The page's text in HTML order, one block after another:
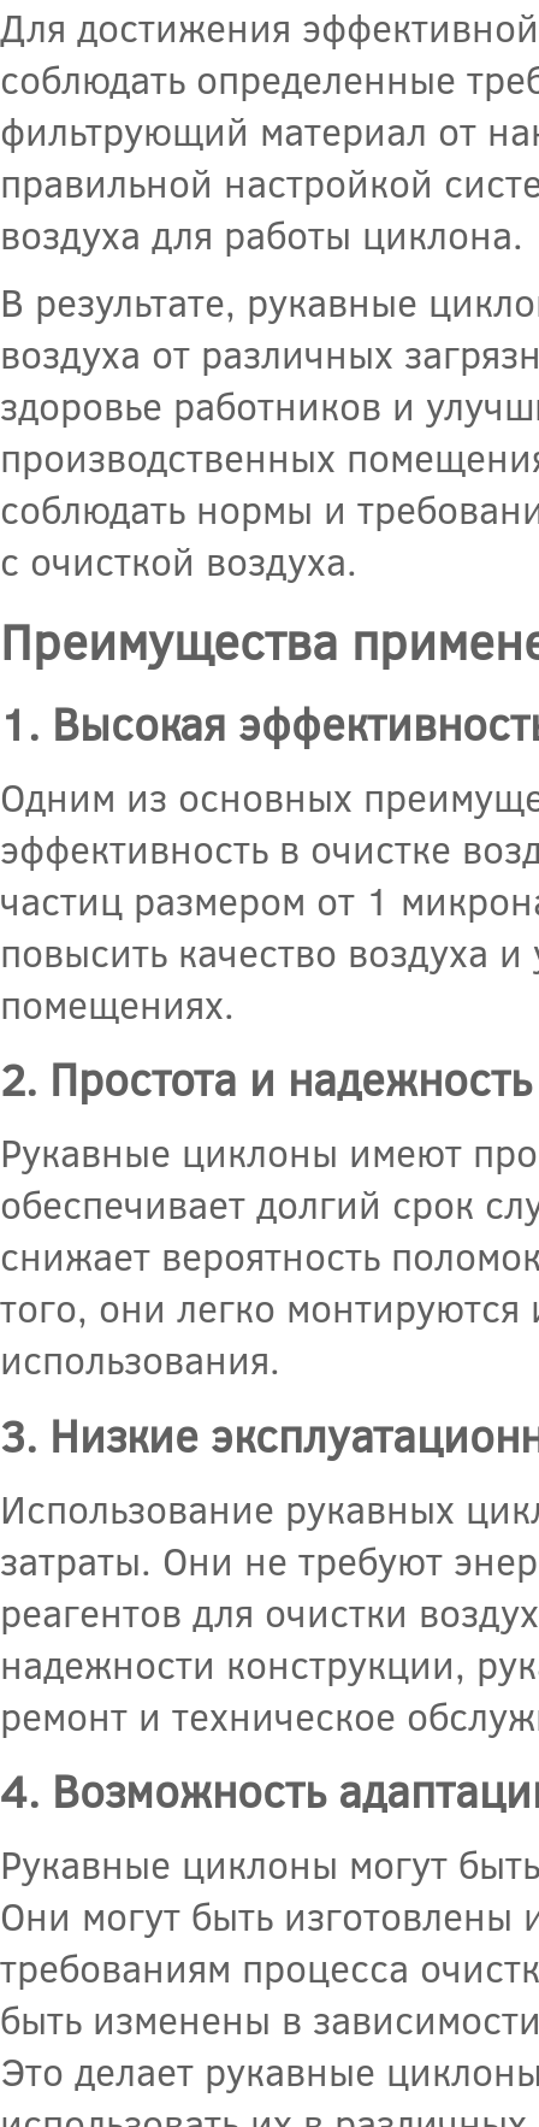
Для достижения
соблюдать определенные
фильтрующий материал от
правильной настройкой
воздуха для работы циклона.
В результате, рукавные
воздуха от различных
здоровье работников и
производственных
соблюдать нормы и
с очисткой воздуха.
Преимущества
1. Высокая
Одним из основных
эффективность в очистке
частиц размером от 1
повысить качество воздуха
помещениях.
2. Простота и
Рукавные циклоны имеют
обеспечивает долгий срок
снижает вероятность
того, они легко
использования.
3. Низкие
Использование рукавных
затраты. Они не требуют
реагентов для очистки
надежности конструкции,
ремонт и техническое
4. Возможность
Рукавные циклоны могут
Они могут быть изготовлены
требованиям процесса
быть изменены в
Это делает рукавные